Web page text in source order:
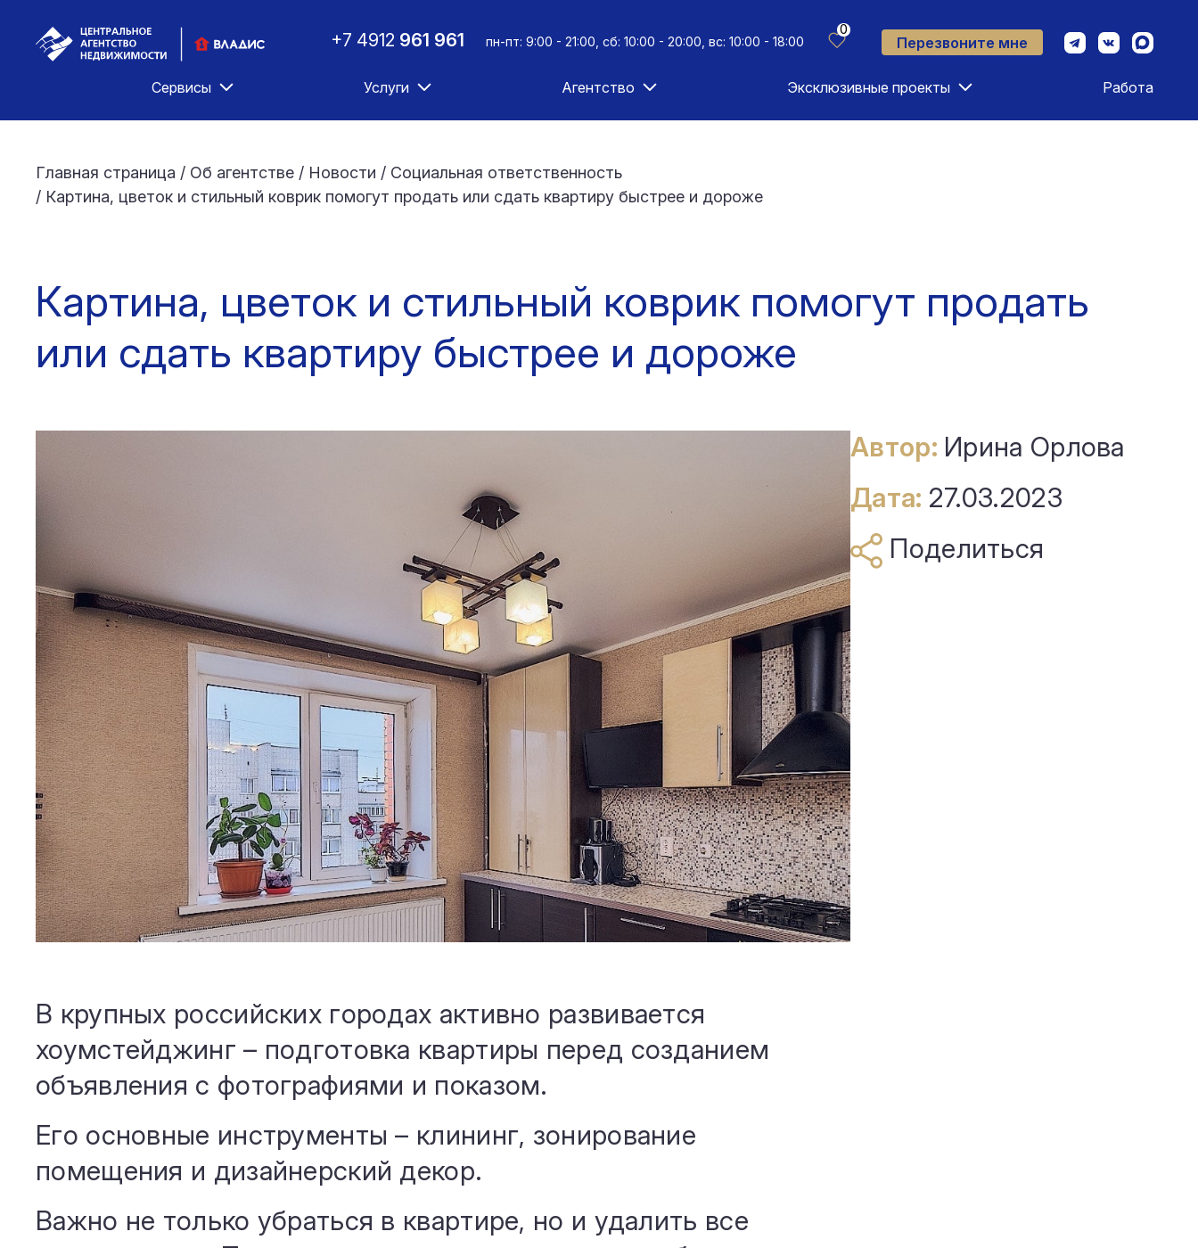
+7 4912 961 961 пн-пт: 9:00 - 21:00, сб: 10:00 - 20:00, вс: 10:00 - 18:00
0
Перезвоните мне
Сервисы Услуги Агентство Эксклюзивные проекты Работа
Главная страница / Об агентстве / Новости / Социальная ответственность
/ Картина, цветок и стильный коврик помогут продать или сдать квартиру быстрее и дороже
Картина, цветок и стильный коврик помогут продать
или сдать квартиру быстрее и дороже
В крупных российских городах активно развивается
хоумстейджинг – подготовка квартиры перед созданием
объявления с фотографиями и показом.
Его основные инструменты – клининг, зонирование
помещения и дизайнерский декор.
Важно не только убраться в квартире, но и удалить все
Автор: Ирина Орлова
Дата: 27.03.2023
Поделиться